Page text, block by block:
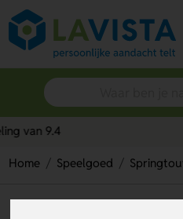
Snelle
Home Speelgoed